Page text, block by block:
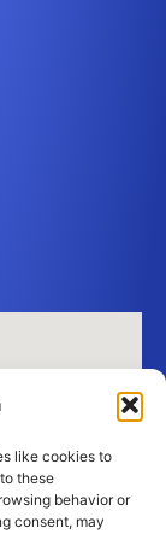
like cookies to
these
behavior or
consent, may